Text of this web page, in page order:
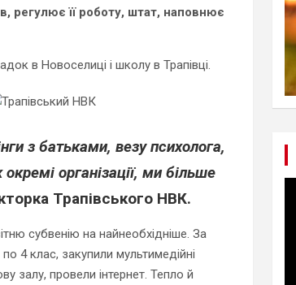
регулює її роботу, штат, наповнює
в Новоселиці і школу в Трапівці.
з батьками, везу психолога,
організації, ми більше
Трапівського НВК.
субвенію на найнеобхідніше. За
4 клас, закупили мультимедійні
залу, провели інтернет. Тепло й